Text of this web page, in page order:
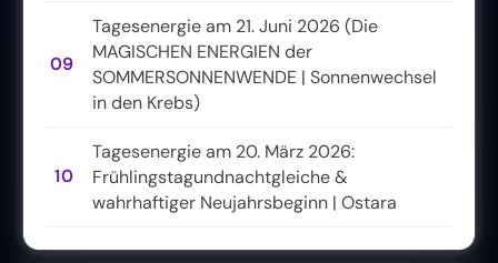
09
Tagesenergie am 21. Juni 2026 (Die
MAGISCHEN ENERGIEN der
SOMMERSONNENWENDE | Sonnenwechsel
in den Krebs)
10
Tagesenergie am 20. März 2026:
Frühlingstagundnachtgleiche &
wahrhaftiger Neujahrsbeginn | Ostara